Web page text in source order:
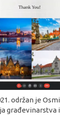
održan je